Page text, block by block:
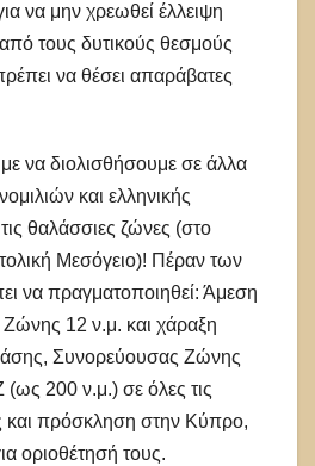
να μην χρεωθεί έλλειψη
τους δυτικούς θεσμούς
να θέσει απαράβατες
να διολισθήσουμε σε άλλα
και ελληνικής
θαλάσσιες ζώνες (στο
Μεσόγειο)! Πέραν των
να πραγματοποιηθεί: Άμεση
Ζώνης 12 ν.μ. και χάραξη
Συνορεύουσας Ζώνης
200 ν.μ.) σε όλες τις
και πρόσκληση στην Κύπρο,
οριοθέτησή τους.